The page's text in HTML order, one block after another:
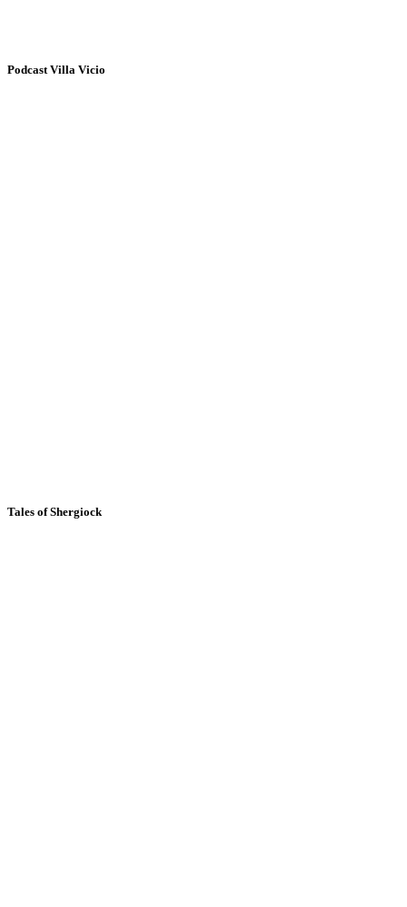
Podcast Villa Vicio
Tales of Shergiock